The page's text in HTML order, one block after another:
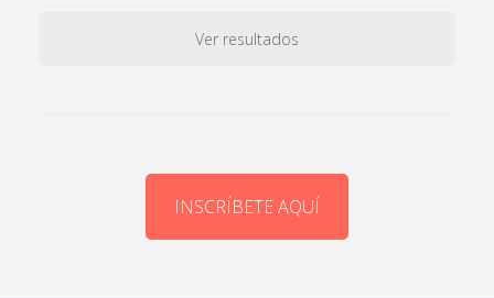
Ver resultados
INSCRÍBETE AQUÍ